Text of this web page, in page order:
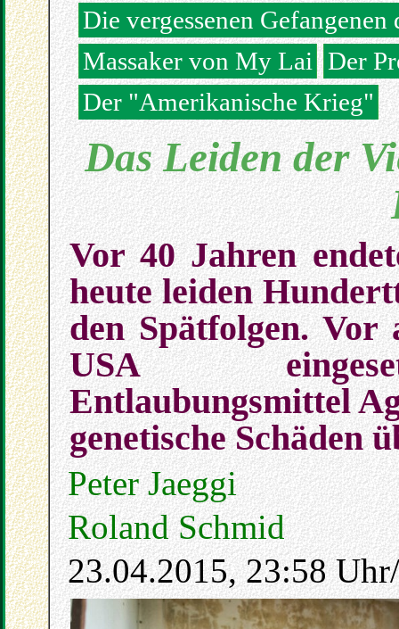
Die vergessenen
Massaker von My Lai Der
Der "Amerikanische Krieg"
Das Leiden der
Vor 40 Jahren
heute leiden
den Spätfolgen. Vor
USA
Entlaubungsmittel
genetische Schäden
Peter Jaeggi
Roland Schmid
23.04.2015, 23:58 Uhr/